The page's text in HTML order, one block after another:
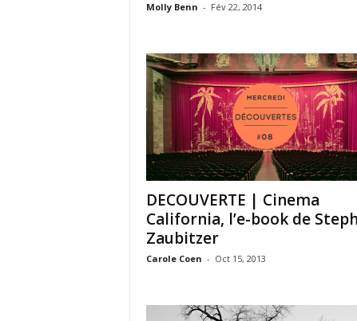
Molly Benn - Fév 22, 2014
DECOUVERTE | Cinema
California, l’e-book de
Zaubitzer
Carole Coen - Oct 15, 2013